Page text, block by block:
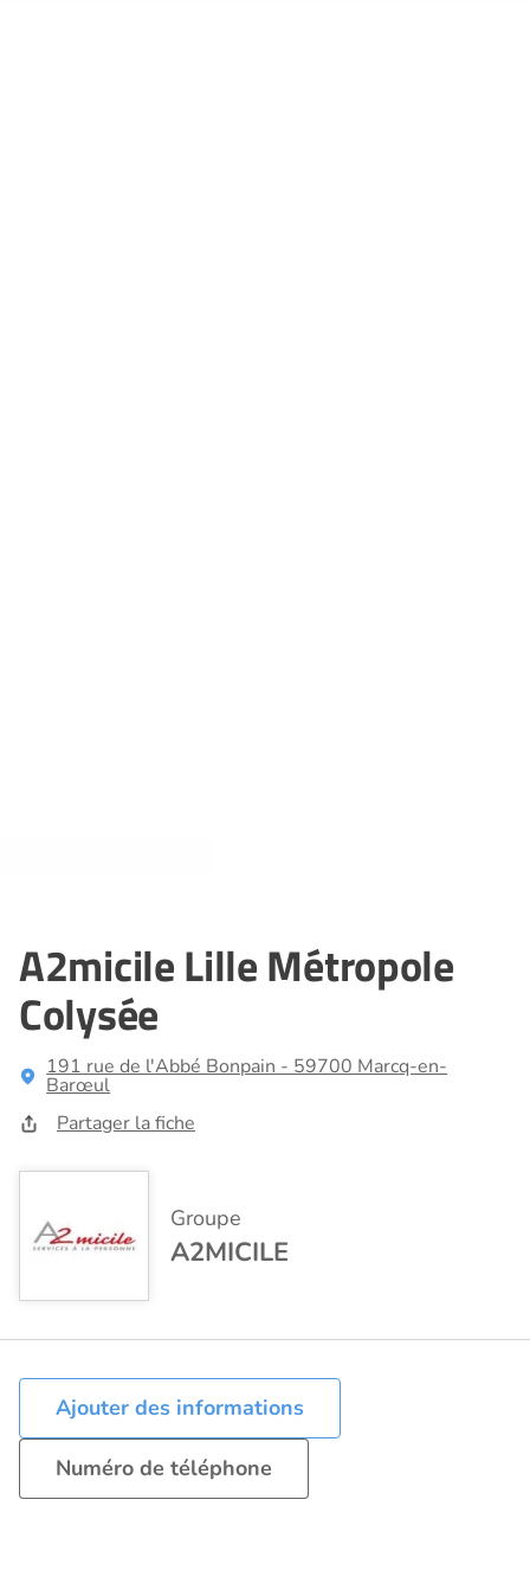
A2micile Lille Métropole
Colysée
191 rue de l'Abbé Bonpain - 59700 Marcq-en-
Barœul
Partager la fiche
Groupe
A2MICILE
Ajouter des informations
Numéro de téléphone